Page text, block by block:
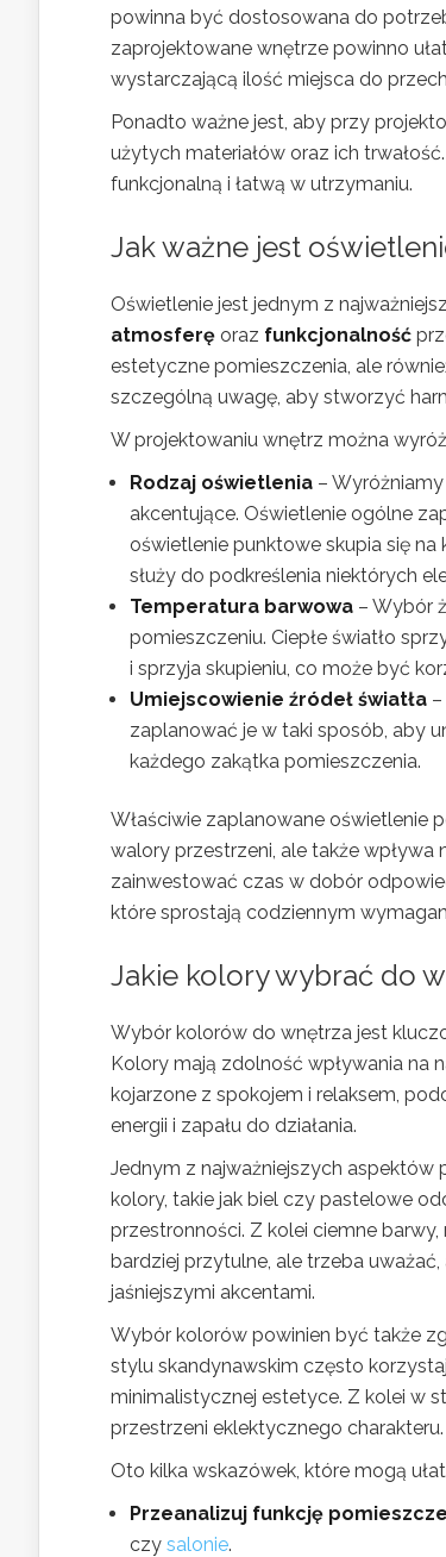
powinna być dostosowana do
zaprojektowane wnętrze powinno
wystarczającą ilość miejsca do
Ponadto ważne jest, aby przy
użytych materiałów oraz ich
funkcjonalną i łatwą w utrzymaniu.
Jak ważne jest
Oświetlenie jest jednym z
atmosferę oraz funkcjonalność
estetyczne pomieszczenia, ale
szczególną uwagę, aby stworzyć
W projektowaniu wnętrz można
Rodzaj oświetlenia –
akcentujące. Oświetlenie ogólne
oświetlenie punktowe skupia się
służy do podkreślenia niektórych
Temperatura barwowa – Wybór
pomieszczeniu. Ciepłe światło
i sprzyja skupieniu, co może być
Umiejscowienie źródeł światła
zaplanować je w taki sposób, aby
każdego zakątka pomieszczenia.
Właściwie zaplanowane oświetlenie
walory przestrzeni, ale także
zainwestować czas w dobór
które sprostają codziennym
Jakie kolory wybrać do
Wybór kolorów do wnętrza jest
Kolory mają zdolność wpływania na
kojarzone z spokojem i relaksem,
energii i zapału do działania.
Jednym z najważniejszych aspektów
kolory, takie jak biel czy pastelowe
przestronności. Z kolei ciemne
bardziej przytulne, ale trzeba
jaśniejszymi akcentami.
Wybór kolorów powinien być także
stylu skandynawskim często
minimalistycznej estetyce. Z kolei w
przestrzeni eklektycznego charakteru.
Oto kilka wskazówek, które mogą
Przeanalizuj funkcję
czy salonie.